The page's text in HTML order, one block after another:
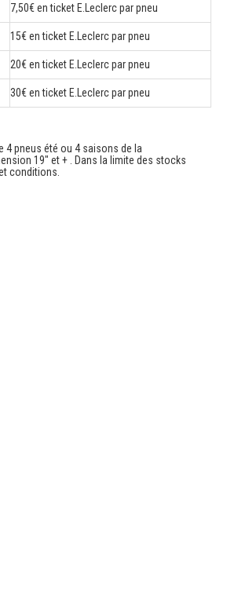
7,50€ en ticket E.Leclerc par pneu
15€ en ticket E.Leclerc par pneu
20€ en ticket E.Leclerc par pneu
30€ en ticket E.Leclerc par pneu
4 pneus été ou 4 saisons de la
19" et + . Dans la limite des stocks
conditions.